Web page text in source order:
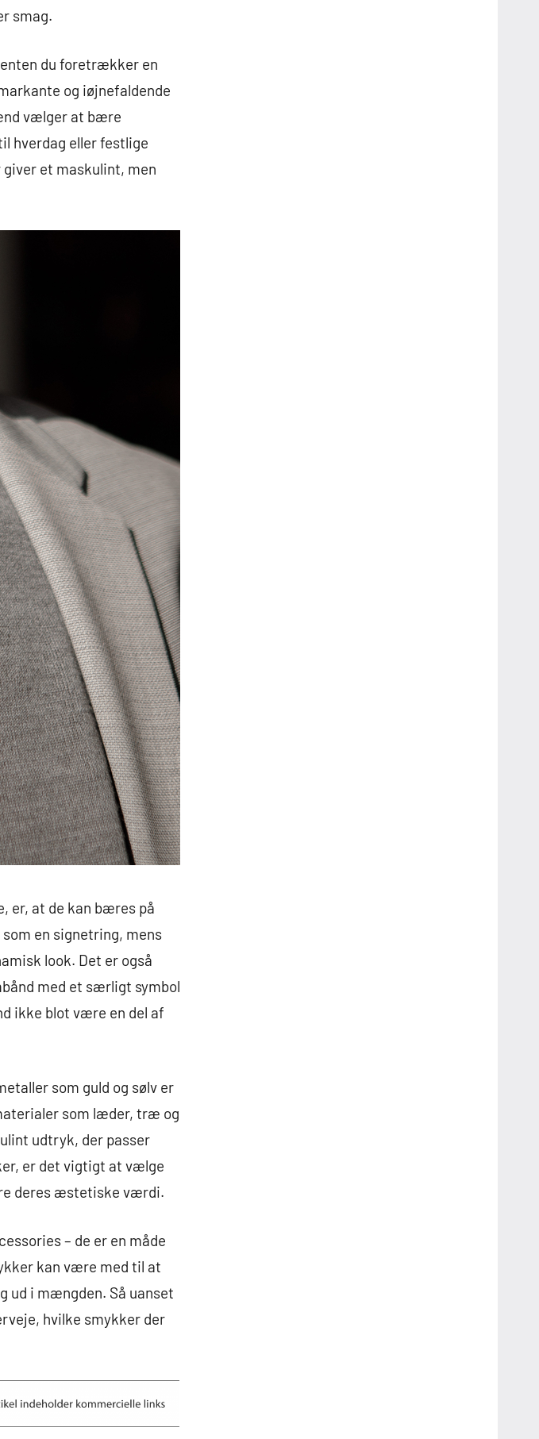
smag.
du foretrækker en
og iøjnefaldende
vælger at bære
hverdag eller festlige
et maskulint, men
er, at de kan bæres på
en signetring, mens
look. Det er også
med et særligt symbol
ikke blot være en del af
som guld og sølv er
som læder, træ og
udtryk, der passer
er det vigtigt at vælge
deres æstetiske værdi.
– de er en måde
kan være med til at
ud i mængden. Så uanset
hvilke smykker der